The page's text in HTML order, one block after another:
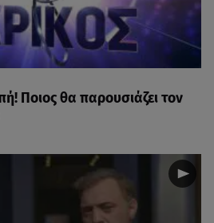
Ποιος θα παρουσιάζει τον